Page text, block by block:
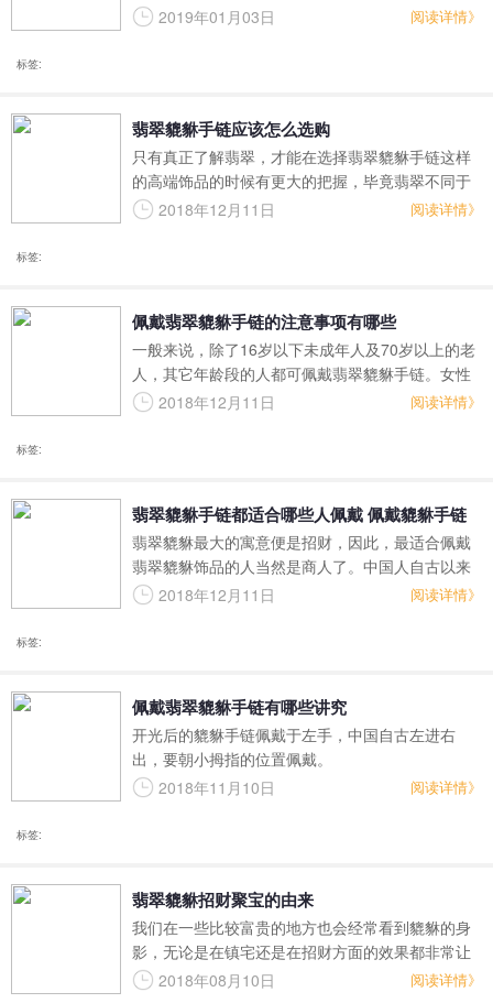
在日本翡翠是神道教的圣物；在古代南美，玛雅人
2019年01月03日 阅读详情》
标签:
翡翠貔貅手链应该怎么选购
只有真正了解翡翠，才能在选择翡翠貔貅手链这样
的高端饰品的时候有更大的把握，毕竟翡翠不同于
其他的普通消费品，需要消费者具备一定的专业认
2018年12月11日 阅读详情》
标签:
佩戴翡翠貔貅手链的注意事项有哪些
一般来说，除了16岁以下未成年人及70岁以上的老
人，其它年龄段的人都可佩戴翡翠貔貅手链。女性
在经期和怀孕期间不要佩戴，自己佩戴翡翠貔貅手
2018年12月11日 阅读详情》
标签:
翡翠貔貅手链都适合哪些人佩戴 佩戴貔貅手链
时需要注意哪些问题
翡翠貔貅最大的寓意便是招财，因此，最适合佩戴
翡翠貔貅饰品的人当然是商人了。中国人自古以来
就讲究寓意，商人的目的就是为了赚钱，与貔貅的
2018年12月11日 阅读详情》
标签:
佩戴翡翠貔貅手链有哪些讲究
开光后的貔貅手链佩戴于左手，中国自古左进右
出，要朝小拇指的位置佩戴。
2018年11月10日
阅读详情》
标签:
翡翠貔貅招财聚宝的由来
我们在一些比较富贵的地方也会经常看到貔貅的身
影，无论是在镇宅还是在招财方面的效果都非常让
人信赖。当然貔貅还代表着一个意思就是帮助我们
2018年08月10日 阅读详情》